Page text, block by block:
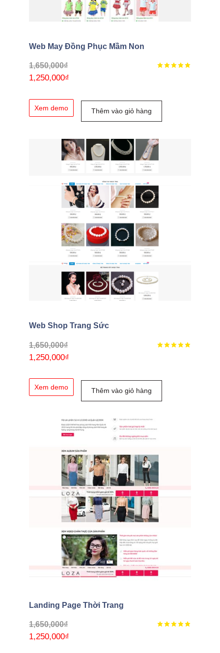
Web May Đồng Phục Mầm Non
1,650,000₫
1,250,000₫
Xem demo Thêm vào giỏ hàng
Web Shop Trang Sức
1,650,000₫
1,250,000₫
Xem demo Thêm vào giỏ hàng
Landing Page Thời Trang
1,650,000₫
1,250,000₫